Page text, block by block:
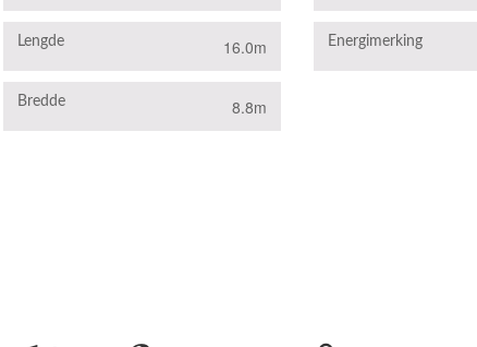
Lengde 16.0m
Bredde 8.8m
Energimerking